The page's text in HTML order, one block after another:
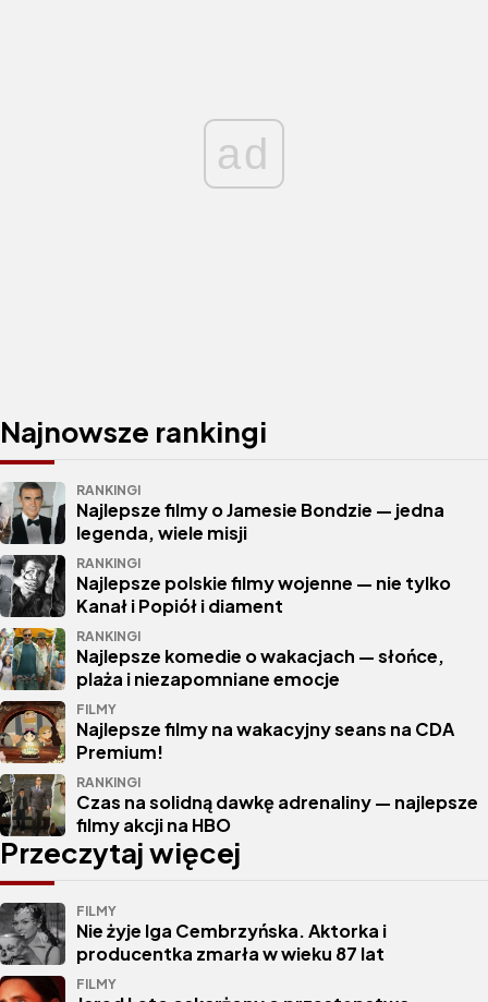
ad
Najnowsze rankingi
RANKINGI
Najlepsze filmy o Jamesie Bondzie — jedna
legenda, wiele misji
RANKINGI
Najlepsze polskie filmy wojenne — nie tylko
Kanał i Popiół i diament
RANKINGI
Najlepsze komedie o wakacjach — słońce,
plaża i niezapomniane emocje
FILMY
Najlepsze filmy na wakacyjny seans na CDA
Premium!
RANKINGI
Czas na solidną dawkę adrenaliny — najlepsze
filmy akcji na HBO
Przeczytaj więcej
FILMY
Nie żyje Iga Cembrzyńska. Aktorka i
producentka zmarła w wieku 87 lat
FILMY